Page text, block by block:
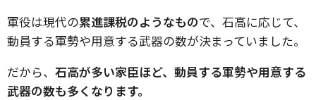
軍役は現代の累進課税のようなもので、石高に応じて、
動員する軍勢や用意する武器の数が決まっていました。
だから、 石高が多い家臣ほど、動員する軍勢や用意する
武器の数も多くなります。